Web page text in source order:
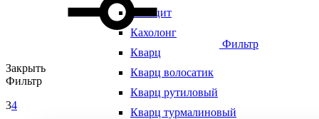
Кальцит
Кахолонг
Кварц
Кварц волосатик
Кварц рутиловый
Кварц турмалиновый
Фильтр
Закрыть
Фильтр
34